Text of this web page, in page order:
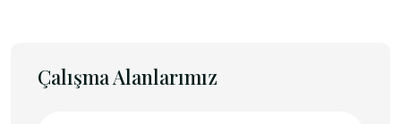
Çalışma Alanlarımız